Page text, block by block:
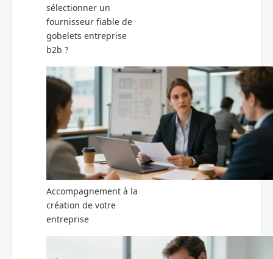
sélectionner un
fournisseur fiable de
gobelets entreprise
b2b ?
Accompagnement à la
création de votre
entreprise